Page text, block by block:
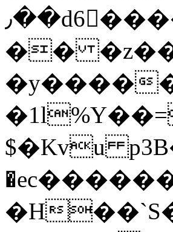
٫��d6򆧇�������*��[|^]oo���NW~zz>�X&�u�=K?
��
�y����
$�Kvu
�H